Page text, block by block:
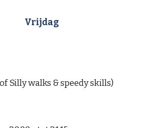
Vrijdag
Silly walks & speedy skills)